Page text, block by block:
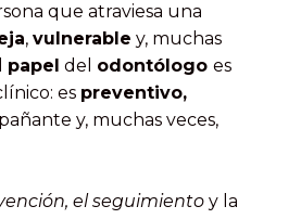
que atraviesa una
, vulnerable y, muchas
papel del odontólogo es
es preventivo,
y, muchas veces,
el seguimiento y la